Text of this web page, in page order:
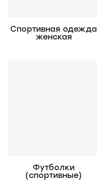
Спортивная одежда
женская
Футболки
(спортивные)